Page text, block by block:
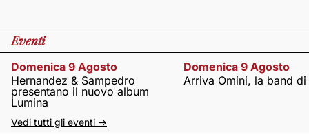
Eventi
Domenica 9 Agosto
Hernandez & Sampedro
presentano il nuovo album
Lumina
Domenica 9 Agosto
Arriva Omini, la band
Vedi tutti gli eventi ->